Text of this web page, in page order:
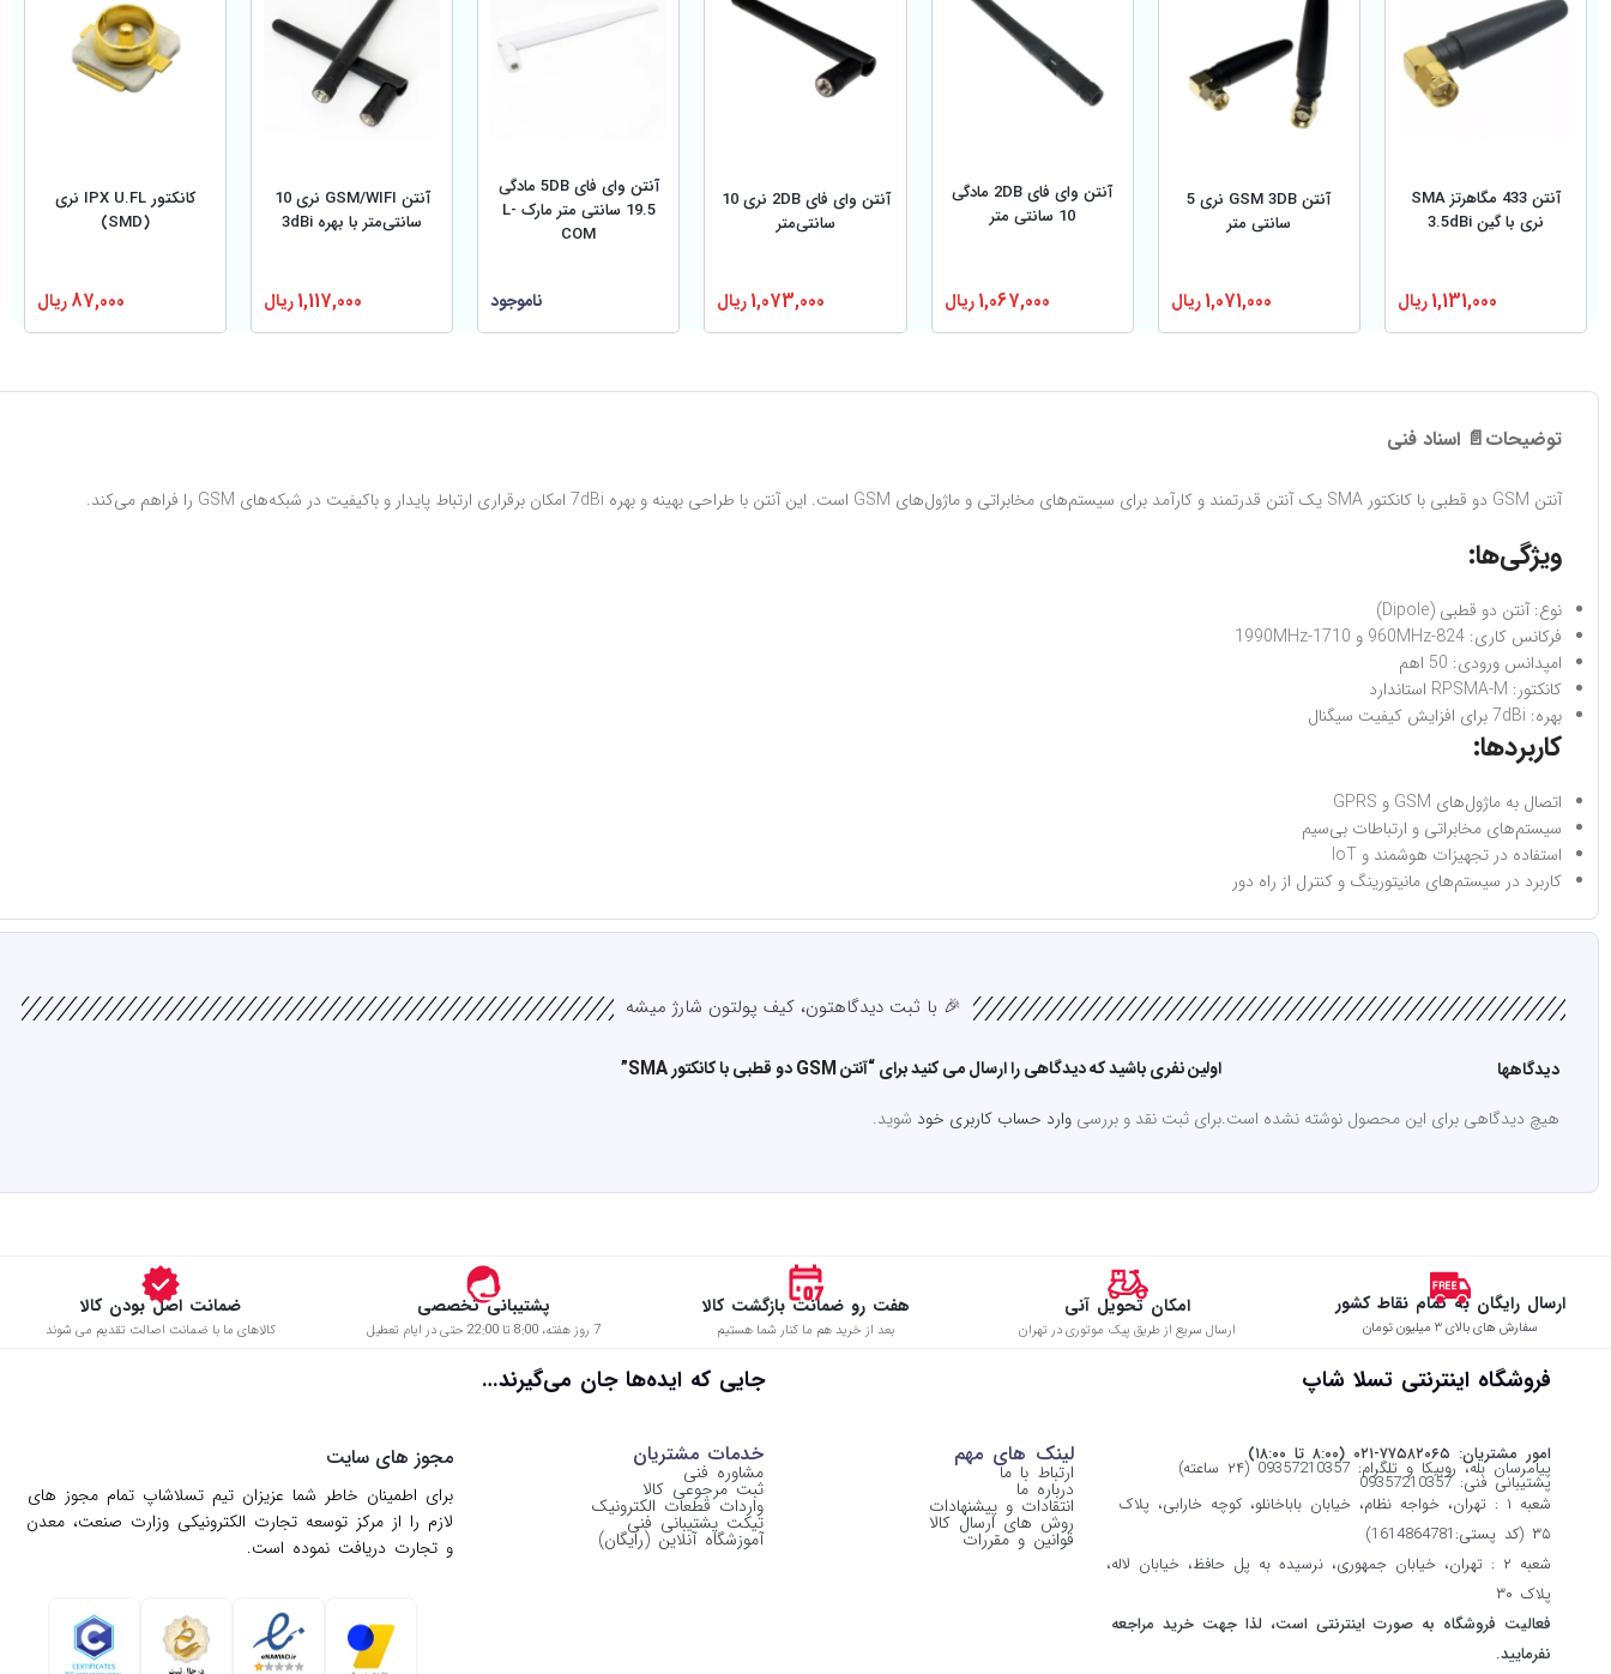
آنتن 433 مگاهرتز SMA
نری با گین 3.5dBi
1,131,000ریال
آنتن GSM 3DB نری 5
سانتی متر
1,071,000ریال
آنتن وای فای 2DB مادگی
10 سانتی متر
1,067,000ریال
آنتن وای فای 2DB نری 10
سانتی‌متر
1,073,000ریال
آنتن وای فای 5DB مادگی
19.5 سانتی متر مارک L-
COM
ناموجود
آنتن GSM/WIFI نری 10
سانتی‌متر با بهره 3dBi
1,117,000ریال
کانکتور IPX U.FL نری
(SMD)
87,000ریال
توضیحات📄 اسناد فنی
آنتن GSM دو قطبی با کانکتور SMA یک آنتن قدرتمند و کارآمد برای سیستم‌های مخابراتی و ماژول‌های GSM است. این آنتن با طراحی بهینه و بهره 7dBi امکان برقراری ارتباط پایدار و باکیفیت در شبکه‌های GSM را فراهم می‌کند.
ویژگی‌ها:
نوع: آنتن دو قطبی (Dipole)
فرکانس کاری: 824-960MHz و 1710-1990MHz
امپدانس ورودی: 50 اهم
کانکتور: RPSMA-M استاندارد
بهره: 7dBi برای افزایش کیفیت سیگنال
کاربردها:
اتصال به ماژول‌های GSM و GPRS
سیستم‌های مخابراتی و ارتباطات بی‌سیم
استفاده در تجهیزات هوشمند و IoT
کاربرد در سیستم‌های مانیتورینگ و کنترل از راه دور
🎉 با ثبت دیدگاهتون، کیف پولتون شارژ میشه
دیدگاهها
هیچ دیدگاهی برای این محصول نوشته نشده است.
اولین نفری باشید که دیدگاهی را ارسال می کنید برای “آنتن GSM دو قطبی با کانکتور SMA”
برای ثبت نقد و بررسی وارد حساب کاربری خود شوید.
ارسال رایگان به تمام نقاط کشور
سفارش های بالای ۳ میلیون تومان
امکان تحویل آنی
ارسال سریع از طریق پیک موتوری در تهران
هفت رو ضمانت بازگشت کالا
بعد از خرید هم ما کنار شما هستیم
پشتیبانی تخصصی
7 روز هفته، 8:00 تا 22:00 حتی در ایام تعطیل
ضمانت اصل بودن کالا
کالاهای ما با ضمانت اصالت تقدیم می شوند
فروشگاه اینترنتی تسلا شاپ جایی که ایده‌ها جان می‌گیرند…
امور مشتریان: ۷۷۵۸۲۰۶۵-۰۲۱ (۸:۰۰ تا ۱۸:۰۰)
پیامرسان بله، روبیکا و تلگرام: 09357210357 (۲۴ ساعته)
پشتیبانی فنی: 09357210357
شعبه ۱ : تهران، خواجه نظام، خیابان باباخانلو، کوچه خارابی، پلاک
۳۵ (کد پستی:1614864781)
شعبه ۲ : تهران، خیابان جمهوری، نرسیده به پل حافظ، خیابان لاله،
پلاک ۳۰
فعالیت فروشگاه به صورت اینترنتی است، لذا جهت خرید مراجعه
نفرمایید.
لینک های مهم
ارتباط با ما
درباره ما
انتقادات و پیشنهادات
روش های ارسال کالا
قوانین و مقررات
خدمات مشتریان
مشاوره فنی
ثبت مرجوعی کالا
واردات قطعات الکترونیک
تیکت پشتیبانی فنی
آموزشگاه آنلاین (رایگان)
مجوز های سایت
برای اطمینان خاطر شما عزیزان تیم تسلاشاپ تمام مجوز های
لازم را از مركز توسعه تجارت الكترونیكی وزارت صنعت، معدن
و تجارت دریافت نموده است.